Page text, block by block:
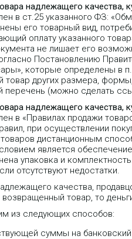
надлежащего качества,
в ст.25 указанного ФЗ:
его товарный вид,
оплату указанного
не лишает его
Постановлению
которые определены в
товар других размера,
(можно сделать
надлежащего качества,
в «Правилах продажи
при осуществлении
дистанционным
является
упаковка и
отсутствуют недостатки.
качества,
товар, то
из следующих способов:
суммы на банковский